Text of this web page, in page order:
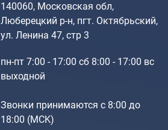
140060, Московская обл,
Люберецкий р-н, пгт. Октябрьский,
ул. Ленина 47, стр 3
пн-пт 7:00 - 17:00 сб 8:00 - 17:00 вс
выходной
Звонки принимаются с 8:00 до
18:00 (МCK)